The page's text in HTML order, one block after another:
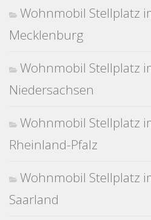
Wohnmobil Stellplatz
Mecklenburg
Wohnmobil Stellplatz
Niedersachsen
Wohnmobil Stellplatz
Rheinland-Pfalz
Wohnmobil Stellplatz
Saarland